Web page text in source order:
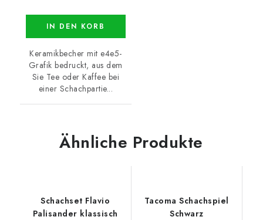
IN DEN KORB
Keramikbecher mit e4e5-
Grafik bedruckt, aus dem
Sie Tee oder Kaffee bei
einer Schachpartie...
Ähnliche Produkte
Schachset Flavio
Palisander klassisch
Tacoma Schachspiel
Schwarz